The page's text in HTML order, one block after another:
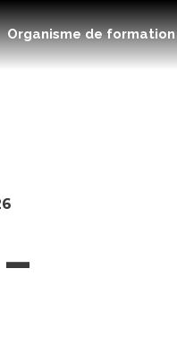
Organisme de formation